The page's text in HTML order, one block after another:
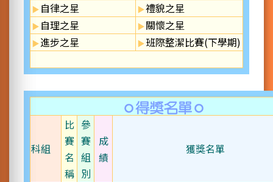
自律之星
禮貌之星
自理之星
關懷之星
進步之星
班際整潔比賽(下學期)
科組
比
賽
名
稱
參
賽
組
別
成
績
獲獎名單